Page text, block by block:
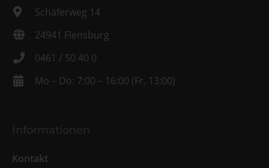
Schäferweg 14
24941 Flensburg
0461 / 50 40 0
Mo – Do: 7:00 – 16:00 (Fr. 13:00)
Informationen
Kontakt